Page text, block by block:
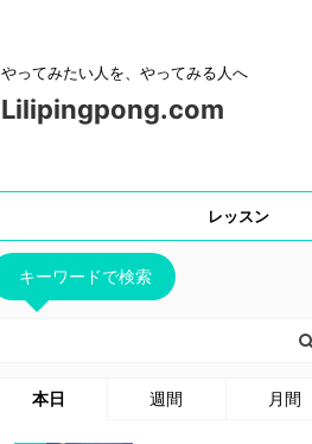
やってみたい人を、やってみる人へ
Lilipingpong.com
レッスン
キーワードで検索
本日 週間 月間